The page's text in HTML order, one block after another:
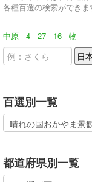
各種百選の検索ができま
中原 4 27 16 物
百選別一覧
都道府県別一覧